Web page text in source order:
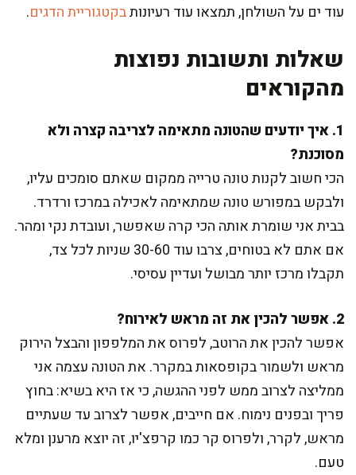
עוד ים על השולחן, תמצאו עוד רעיונותבקטגוריית הדגים.
שאלות ותשובות נפוצות
מהקוראים
1. איך יודעים שהטונה מתאימה לצריבה קצרה ולא
מסוכנת?
הכי חשוב לקנות טונה טרייה ממקום שאתם סומכים עליו,
ולבקש במפורש טונה שמתאימה לאכילה במרכז ורדרד.
בבית אני שומרת אותה הכי קרה שאפשר, ועובדת נקי ומהר.
אם אתם לא בטוחים, צרבו עוד 30-60 שניות לכל צד,
תקבלו מרכז יותר מבושל ועדיין עסיסי.
2. אפשר להכין את זה מראש לאירוח?
אפשר להכין את הרוטב, לפרוס את המלפפון והבצל הירוק
מראש ולשמור בקופסאות במקרר. את הטונה עצמה אני
ממליצה לצרוב ממש לפני ההגשה, כי אז היא בשיא: בחוץ
פריך ובפנים נימוח. אם חייבים, אפשר לצרוב עד שעתיים
מראש, לקרר, ולפרוס קר כמו קרפצ'יו, זה יוצא מרענן ומלא
טעם.